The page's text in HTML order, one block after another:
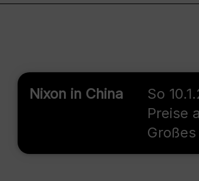
Nixon in China So
Preise